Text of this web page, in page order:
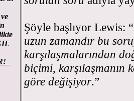
Şöyle başlıyor Lewis: “
uzun zamandır bu
karşılaşmalarından
biçimi, karşılaşmanın
göre değişiyor.”